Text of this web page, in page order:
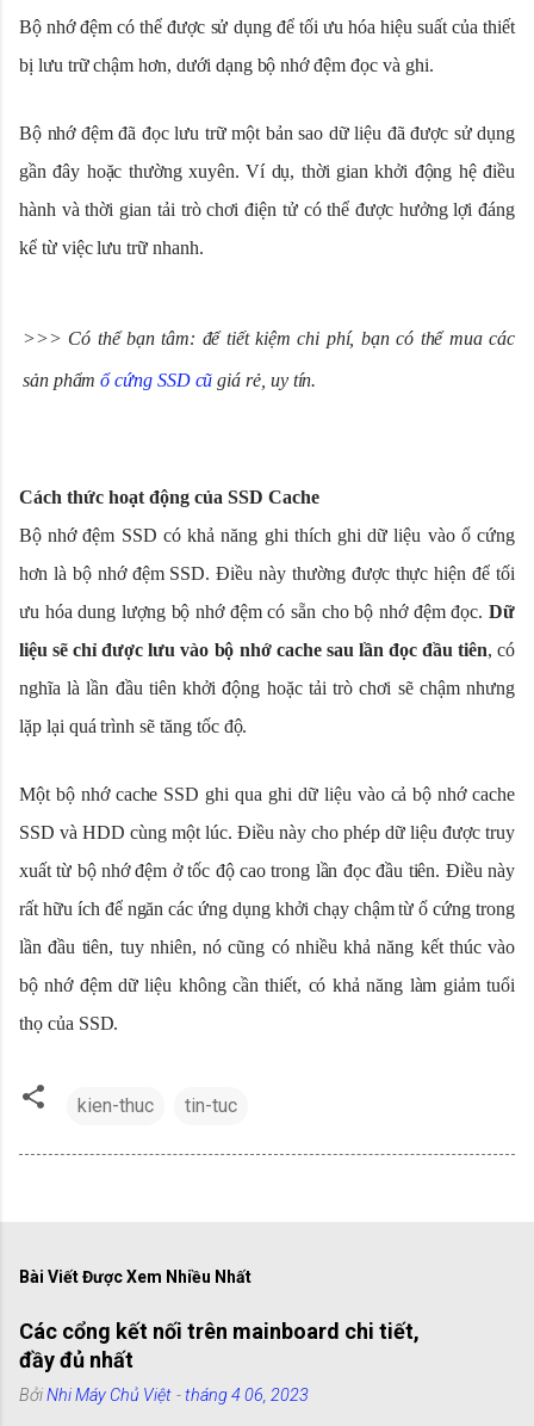
Bộ nhớ đệm có thể được sử dụng để tối ưu hóa hiệu suất của thiết
bị lưu trữ chậm hơn, dưới dạng bộ nhớ đệm đọc và ghi.
Bộ nhớ đệm đã đọc lưu trữ một bản sao dữ liệu đã được sử dụng
gần đây hoặc thường xuyên. Ví dụ, thời gian khởi động hệ điều
hành và thời gian tải trò chơi điện tử có thể được hưởng lợi đáng
kể từ việc lưu trữ nhanh.
>>> Có thể bạn tâm: để tiết kiệm chi phí, bạn có thể mua các
sản phẩmổ cứng SSD cũ giá rẻ, uy tín.
Cách thức hoạt động của SSD Cache
Bộ nhớ đệm SSD có khả năng ghi thích ghi dữ liệu vào ổ cứng
hơn là bộ nhớ đệm SSD. Điều này thường được thực hiện để tối
ưu hóa dung lượng bộ nhớ đệm có sẵn cho bộ nhớ đệm đọc.Dữ
liệu sẽ chỉ được lưu vào bộ nhớ cache sau lần đọc đầu tiên, có
nghĩa là lần đầu tiên khởi động hoặc tải trò chơi sẽ chậm nhưng
lặp lại quá trình sẽ tăng tốc độ.
Một bộ nhớ cache SSD ghi qua ghi dữ liệu vào cả bộ nhớ cache
SSD và HDD cùng một lúc. Điều này cho phép dữ liệu được truy
xuất từ ​​bộ nhớ đệm ở tốc độ cao trong lần đọc đầu tiên. Điều này
rất hữu ích để ngăn các ứng dụng khởi chạy chậm từ ổ cứng trong
lần đầu tiên, tuy nhiên, nó cũng có nhiều khả năng kết thúc vào
bộ nhớ đệm dữ liệu không cần thiết, có khả năng làm giảm tuổi
thọ của SSD.
kien-thuc tin-tuc
Bài Viết Được Xem Nhiều Nhất
Các cổng kết nối trên mainboard chi tiết,
đầy đủ nhất
BởiNhi Máy Chủ Việt -tháng 4 06, 2023